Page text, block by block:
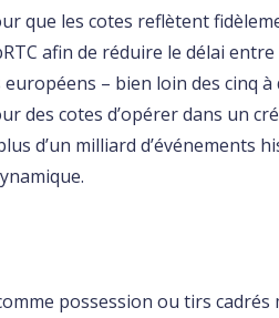
que les cotes reflètent
afin de réduire le délai entre
– bien loin des cinq à
des cotes d’opérer dans un
d’un milliard d’événements
possession ou tirs